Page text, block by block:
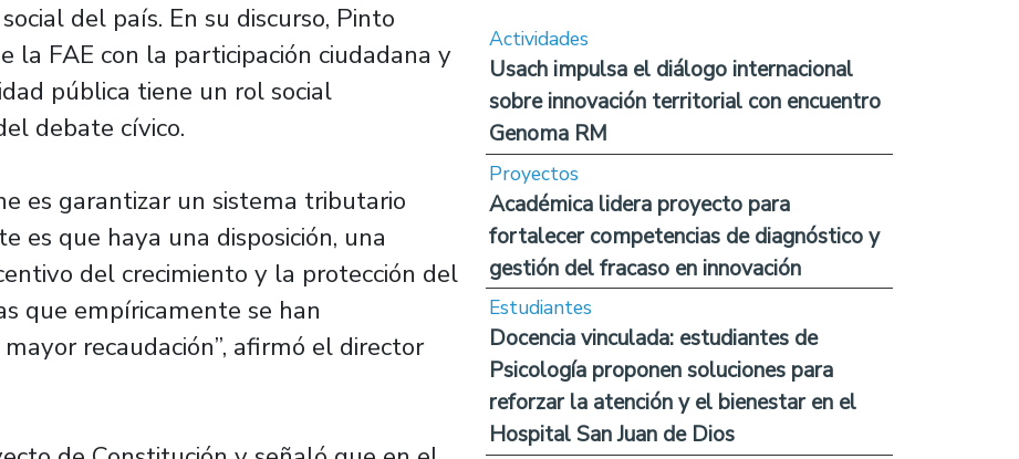
del país. En su discurso, Pinto
la FAE con la participación ciudadana y
pública tiene un rol social
debate cívico.
es garantizar un sistema tributario
es que haya una disposición, una
del crecimiento y la protección del
que empíricamente se han
recaudación”, afirmó el director
Actividades
Usach impulsa el diálogo internacional
sobre innovación territorial con encuentro
Genoma RM
Proyectos
Académica lidera proyecto para
fortalecer competencias de diagnóstico y
gestión del fracaso en innovación
Estudiantes
Docencia vinculada: estudiantes de
Psicología proponen soluciones para
reforzar la atención y el bienestar en el
Hospital San Juan de Dios